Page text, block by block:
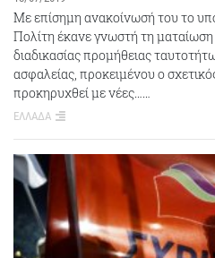
Με επίσημη ανακοίνωσή του το
Πολίτη έκανε γνωστή τη ματαίωση
διαδικασίας προμήθειας
ασφαλείας, προκειμένου ο
προκηρυχθεί με νέες……
ΕΛΛΑΔΑ